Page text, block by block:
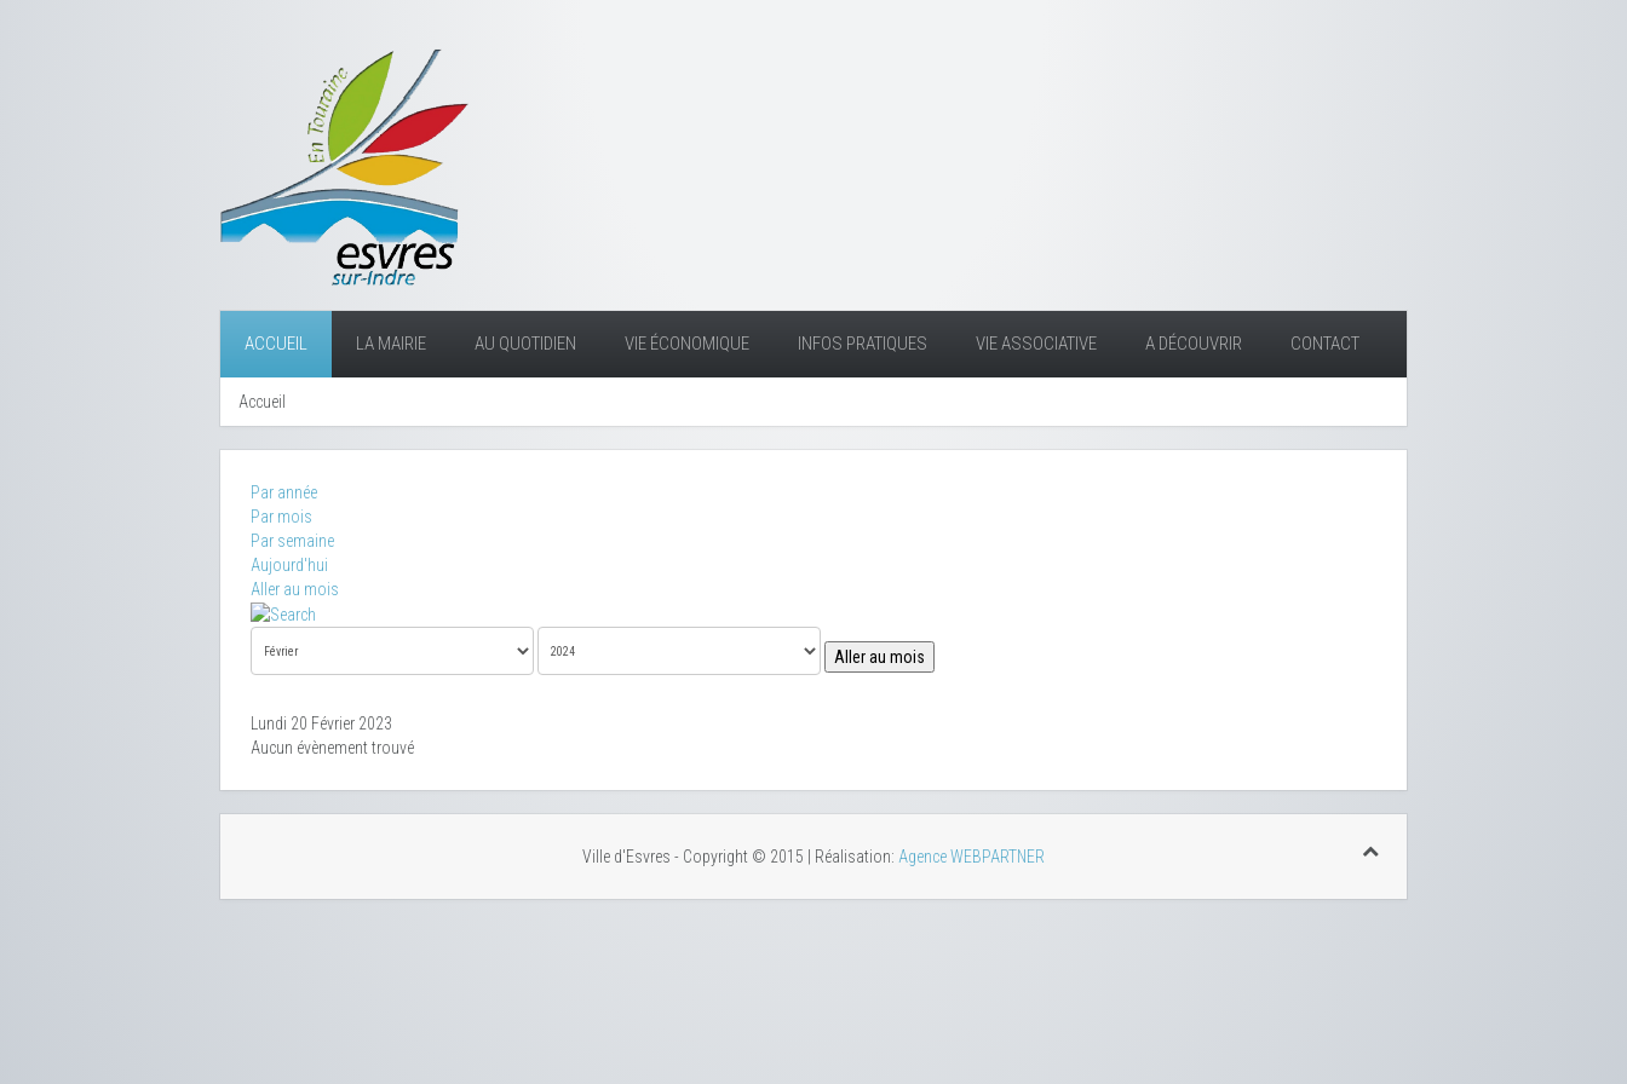
ACCUEIL LA MAIRIE AU QUOTIDIEN VIE ÉCONOMIQUE INFOS PRATIQUES VIE ASSOCIATIVE A DÉCOUVRIR CONTACT
Accueil
Par année
Par mois
Par semaine
Aujourd'hui
Aller au mois
Aller au mois
Lundi 20 Février 2023
Aucun évènement trouvé
Ville d'Esvres - Copyright © 2015 | Réalisation: Agence WEBPARTNER